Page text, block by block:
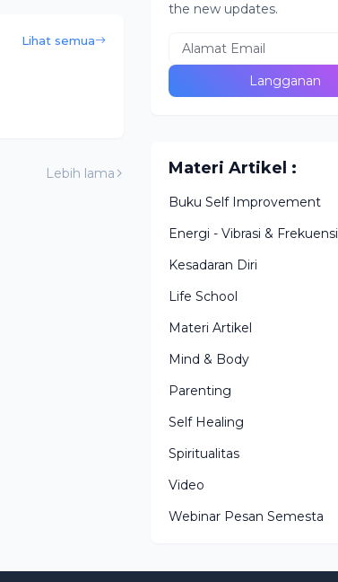
Lihat semua
Lebih lama
the new updates.
Materi Artikel :
Buku Self Improvement
Energi - Vibrasi & Frekuensi
Kesadaran Diri
Life School
Materi Artikel
Mind & Body
Parenting
Self Healing
Spiritualitas
Video
Webinar Pesan Semesta